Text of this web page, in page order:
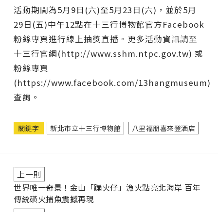
活動期間為5月9日(六)至5月23日(六)，並於5月
29日(五)中午12點在十三行博物館官方Facebook
粉絲專頁進行線上抽獎直播。更多活動資訊請至
十三行官網(http://www.sshm.ntpc.gov.tw) 或
粉絲專頁
(https://www.facebook.com/13hangmuseum)
查詢。
關鍵字 新北市立十三行博物館 八里福朋喜來登酒店
上一則
世界唯一奇景！金山「蹦火仔」漁火點亮北海岸 百年
傳統磺火捕魚震撼再現